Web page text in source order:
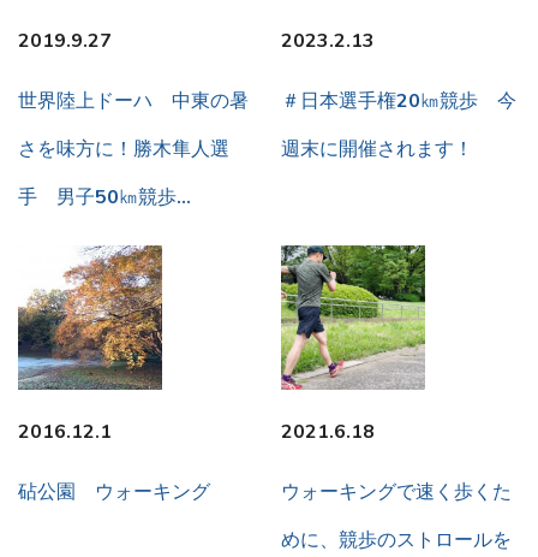
2019.9.27
世界陸上ドーハ 中東の暑
さを味方に！勝木隼人選
手 男子50㎞競歩…
2023.2.13
＃日本選手権20㎞競歩 今
週末に開催されます！
2016.12.1
砧公園 ウォーキング
2021.6.18
ウォーキングで速く歩くた
めに、競歩のストロールを